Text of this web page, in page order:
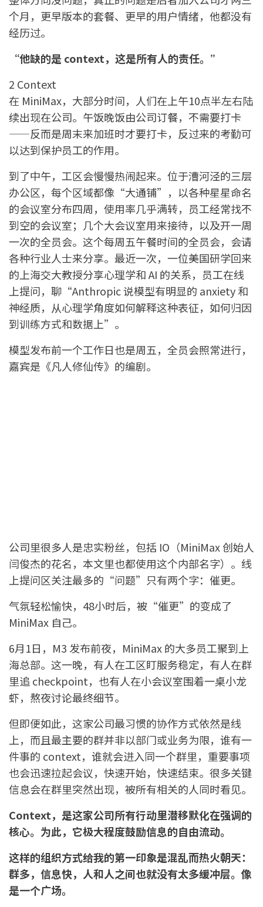
个月，更早版本的套餐、更早的用户情绪，他都没有
经历过。
“他缺的是 context，这是所有人的责任。”
2 Context
在 MiniMax，大部分时间，人们在上午10点半左右陆
续出现在公司。午饭晚饭由公司订餐，不需要打卡
——反而是周末来加班时才要打卡，反过来的考勤可
以达到保护员工的作用。
到了中午，工区会慢慢热闹起来。位于漕河泾的三层
办公区，每个区域都像“大通铺”，以各种星星命名
的会议室分布四周，使用率几乎满转，员工经常找不
到空的会议室；几个大会议室用来接待，以及开一周
一次的全员会。这个每周五午餐时间的全员会，会请
各种行业人士来分享。最近一次，一位美国研学回来
的上海交大教授分享心理学和 AI 的关系，员工在线
上提问，聊“Anthropic 说模型有明显的 anxiety 和
神经质，从心理学角度如何解释这种表征，如何归因
到训练方式和数据上”。
模型发布前一个工作日也是周五，全员会照常进行，
嘉宾是《凡人修仙传》的编剧。
公司里很多人是忠实粉丝，包括 IO（MiniMax 创始人
闫俊杰的花名，本文里也都使用这个内部名字）。线
上提问区关注最多的“问题”只有两个字：催更。
气氛轻松愉快，48小时后，被“催更”的变成了
MiniMax 自己。
6月1日，M3 发布前夜，MiniMax 的大多员工聚到上
海总部。这一晚，有人在工区盯服务稳定，有人在群
里追 checkpoint，也有人在小会议室围着一桌小龙
虾，熬夜讨论最终细节。
但即便如此，这家公司最习惯的协作方式依然是线
上，而且最主要的群并非以部门或业务为限，谁有一
件事的 context，谁就会进入同一个群里，重要事项
也会迅速拉起会议，快速开始，快速结束。很多关键
信息会在群里突然出现，被所有相关的人同时看见。
Context，是这家公司所有行动里潜移默化在强调的
核心。为此，它极大程度鼓励信息的自由流动。
这样的组织方式给我的第一印象是混乱而热火朝天：
群多，信息快，人和人之间也就没有太多缓冲层。像
是一个广场。